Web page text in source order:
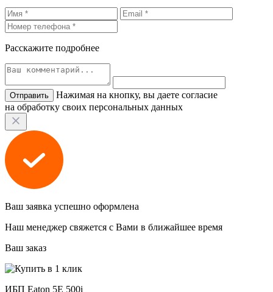
Расскажите подробнее
Нажимая на кнопку, вы даете согласие
на обработку своих персональных данных
Ваш заявка успешно оформлена
Наш менеджер свяжется с Вами в ближайшее время
Ваш заказ
ИБП Eaton 5E 500i